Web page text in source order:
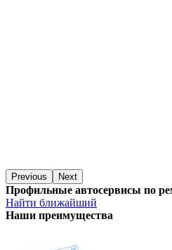
Previous Next
Профильные автосервисы по
Найти ближайший
Наши преимущества